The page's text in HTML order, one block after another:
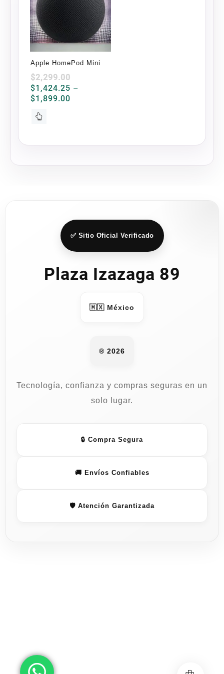
Apple HomePod Mini
$2,299.00
$1,424.25 –
$1,899.00
Este
variantes.
se
producto
✅ Sitio Oficial Verificado
Plaza Izazaga 89
🇲🇽 México
® 2026
Tecnología, confianza y compras seguras en un
solo lugar.
🔒 Compra Segura
🚚 Envíos Confiables
🛡️ Atención Garantizada